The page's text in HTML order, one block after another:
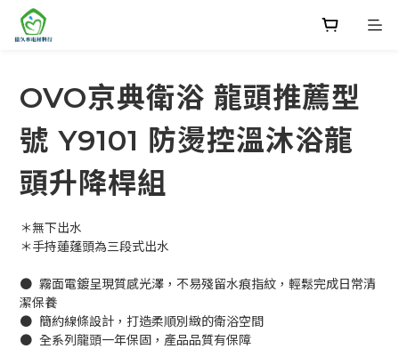
OVO京典衛浴 龍頭推薦型
號 Y9101 防燙控溫沐浴龍
頭升降桿組
＊無下出水
＊手持蓮蓬頭為三段式出水
●  霧面電鍍呈現質感光澤，不易殘留水痕指紋，輕鬆完成日常清
潔保養
●  簡約線條設計，打造柔順別緻的衛浴空間
●  全系列龍頭一年保固，產品品質有保障